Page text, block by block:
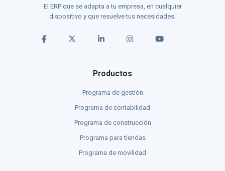
El ERP que se adapta a tu empresa, en cualquier
dispositivo y que resuelve tus necesidades.
Productos
Programa de gestión
Programa de contabilidad
Programa de construcción
Programa para tiendas
Programa de movilidad